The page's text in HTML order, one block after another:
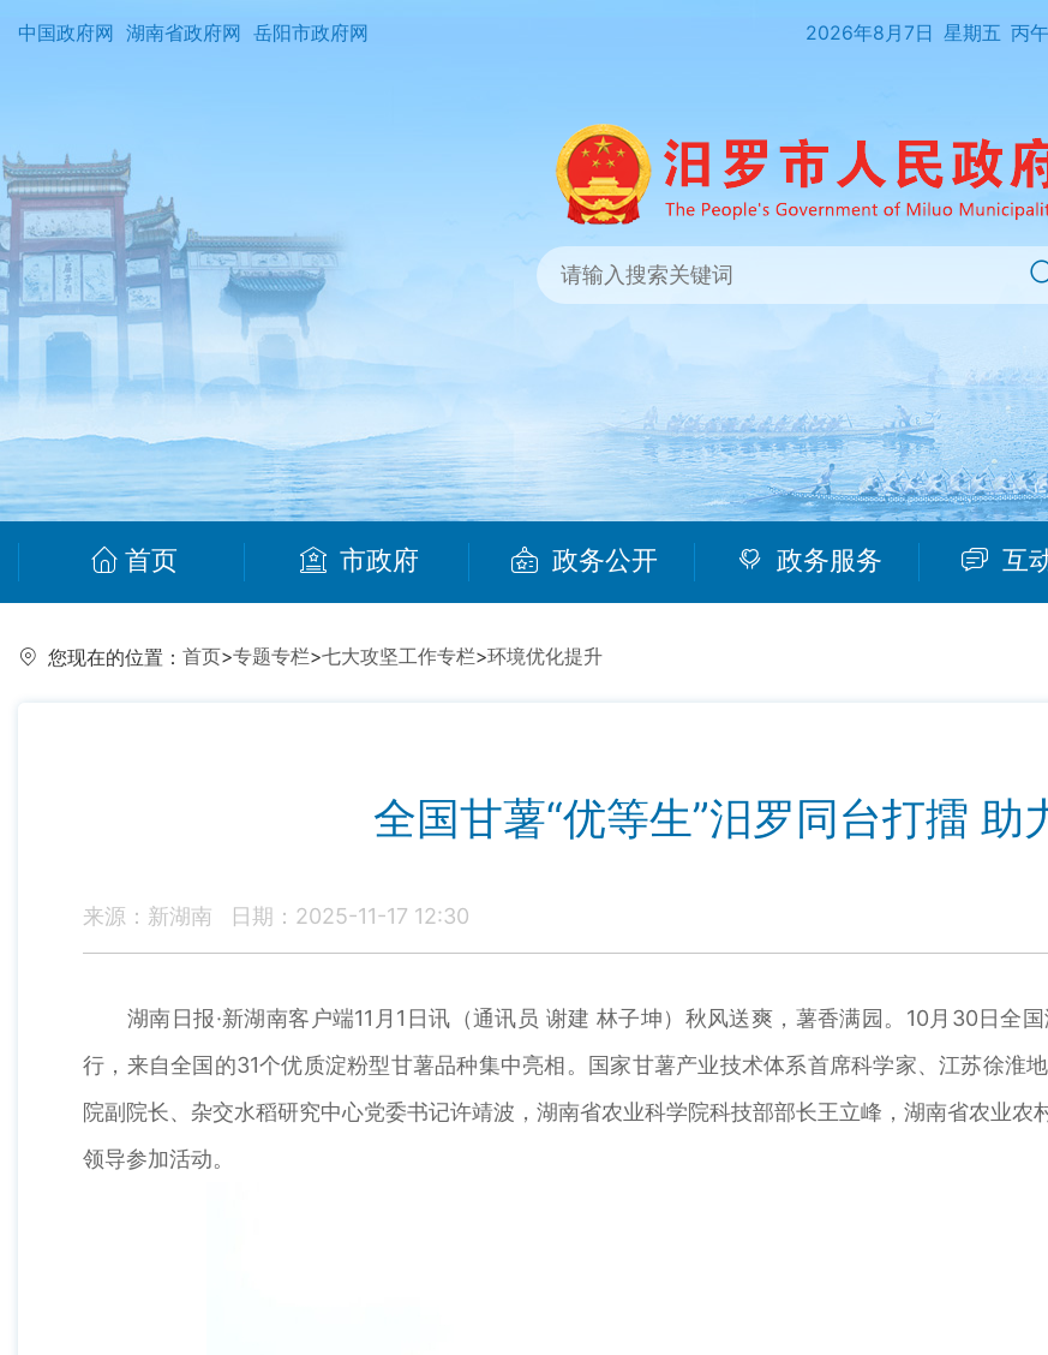
中国政府网 湖南省政府网 岳阳市政府网 2026年8月7日 星期五 丙
首页 市政府 政务公开 政务服务 互
您现在的位置： 首页>专题专栏>七大攻坚工作专栏>环境优化提升
全国甘薯“优等生”汨罗同台打擂 助
来源：新湖南 日期：2025-11-17 12:30
湖南日报·新湖南客户端11月1日讯（通讯员 谢建 林子坤）秋风送爽，薯香满园。10月30日全
行，来自全国的31个优质淀粉型甘薯品种集中亮相。国家甘薯产业技术体系首席科学家、江苏徐淮
院副院长、杂交水稻研究中心党委书记许靖波，湖南省农业科学院科技部部长王立峰，湖南省农业
领导参加活动。